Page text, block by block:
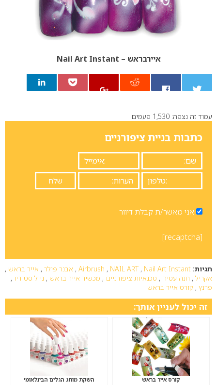
איירבראש – Nail Art Instant
0
עמוד זה נצפה: 1,530 פעמים
כתבות בניית ציפורניים
אני מאשר/ת קבלת דיוור
[recaptcha]
תגיות: Airbrush , NAIL ART , Nail Art Instant
, אבנר פילר , אייר בראש ,
אקריל , חנה עטיה , טכנאיות ציפורניים , מכשיר אייר בראש , נייל סטודיו ,
פרנץ , קורס אייר בראש
זה יכול לעניין אותך:
קורס אייר בראש
השקת מותג הגלים הבינלאומי